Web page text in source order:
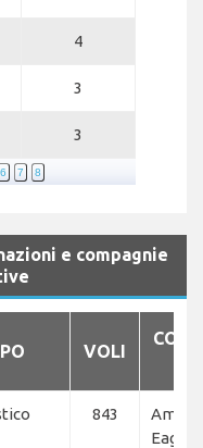
4
3
3
6 7 8
e compagnie
VOLI
843
Eagle,